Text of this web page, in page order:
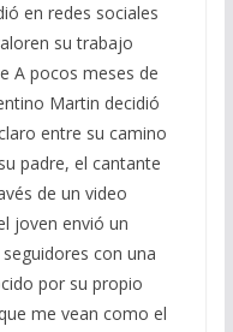
en redes sociales
su trabajo
A pocos meses de
Martin decidió
entre su camino
padre, el cantante
de un video
joven envió un
con una
por su propio
me vean como el